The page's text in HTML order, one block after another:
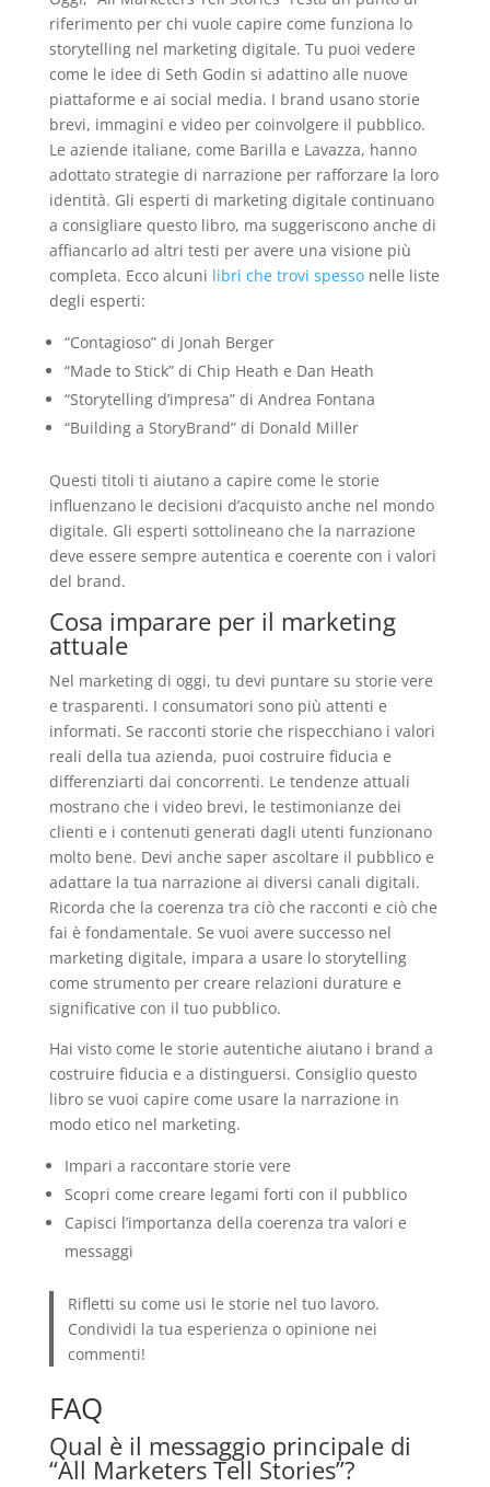
riferimento per chi vuole capire come funziona lo
storytelling nel marketing digitale. Tu puoi vedere
come le idee di Seth Godin si adattino alle nuove
piattaforme e ai social media. I brand usano storie
brevi, immagini e video per coinvolgere il pubblico.
Le aziende italiane, come Barilla e Lavazza, hanno
adottato strategie di narrazione per rafforzare la loro
identità. Gli esperti di marketing digitale continuano
a consigliare questo libro, ma suggeriscono anche di
affiancarlo ad altri testi per avere una visione più
completa. Ecco alcuni libri che trovi spessonelle liste
degli esperti:
“Contagioso” di Jonah Berger
“Made to Stick” di Chip Heath e Dan Heath
“Storytelling d’impresa” di Andrea Fontana
“Building a StoryBrand” di Donald Miller
Questi titoli ti aiutano a capire come le storie
influenzano le decisioni d’acquisto anche nel mondo
digitale. Gli esperti sottolineano che la narrazione
deve essere sempre autentica e coerente con i valori
del brand.
Cosa imparare per il marketing
attuale
Nel marketing di oggi, tu devi puntare su storie vere
e trasparenti. I consumatori sono più attenti e
informati. Se racconti storie che rispecchiano i valori
reali della tua azienda, puoi costruire fiducia e
differenziarti dai concorrenti. Le tendenze attuali
mostrano che i video brevi, le testimonianze dei
clienti e i contenuti generati dagli utenti funzionano
molto bene. Devi anche saper ascoltare il pubblico e
adattare la tua narrazione ai diversi canali digitali.
Ricorda che la coerenza tra ciò che racconti e ciò che
fai è fondamentale. Se vuoi avere successo nel
marketing digitale, impara a usare lo storytelling
come strumento per creare relazioni durature e
significative con il tuo pubblico.
Hai visto come le storie autentiche aiutano i brand a
costruire fiducia e a distinguersi. Consiglio questo
libro se vuoi capire come usare la narrazione in
modo etico nel marketing.
Impari a raccontare storie vere
Scopri come creare legami forti con il pubblico
Capisci l’importanza della coerenza tra valori e
messaggi
Rifletti su come usi le storie nel tuo lavoro.
Condividi la tua esperienza o opinione nei
commenti!
FAQ
Qual è il messaggio principale di
“All Marketers Tell Stories”?